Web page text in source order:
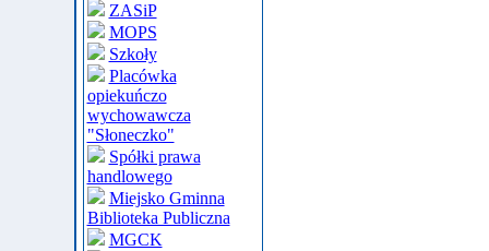
ZASiP
MOPS
Szkoły
Placówka
opiekuńczo
wychowawcza
"Słoneczko"
Spółki prawa
handlowego
Miejsko Gminna
Biblioteka Publiczna
MGCK